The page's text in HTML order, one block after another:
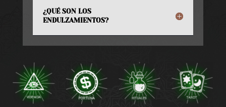
¿QUÉ SON LOS
ENDULZAMIENTOS?